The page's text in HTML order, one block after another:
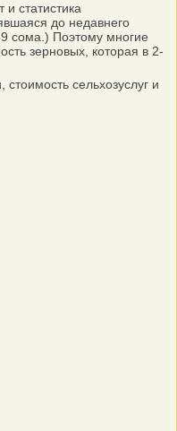
статистика
до недавнего
сома.) Поэтому многие
зерновых, которая в 2-
сельхозуслуг и